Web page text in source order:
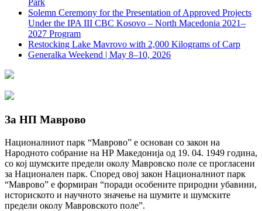
Park
Solemn Ceremony for the Presentation of Approved Projects
Under the IPA III CBC Kosovo – North Macedonia 2021–
2027 Program
Restocking Lake Mavrovo with 2,000 Kilograms of Carp
Generalka Weekend | May 8–10, 2026
За НП Маврово
Националниот парк “Маврово” е основан со закон на
Народното собрание на НР Македонија од 19. 04. 1949 година,
со кој шумските предели околу Мавровско поле се прогласени
за Национален парк. Според овој закон Националниот парк
“Маврово” е формиран “поради особените природни убавини,
историското и научното значење на шумите и шумските
предели околу Мавровското поле”.